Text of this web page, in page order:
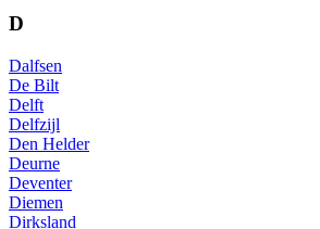
D
Dalfsen
De Bilt
Delft
Delfzijl
Den Helder
Deurne
Deventer
Diemen
Dirksland